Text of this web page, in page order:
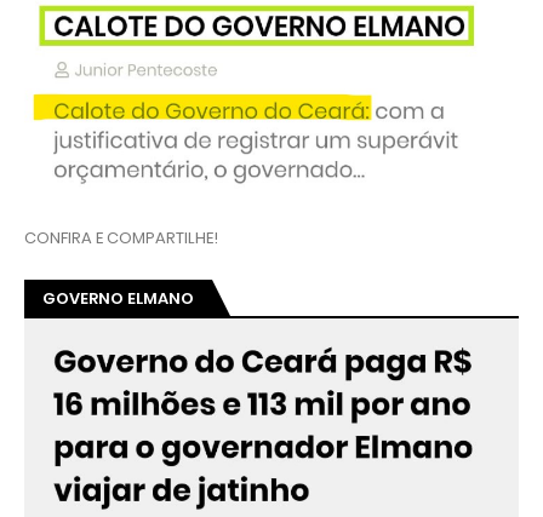
CONFIRA E COMPARTILHE!
GOVERNO ELMANO